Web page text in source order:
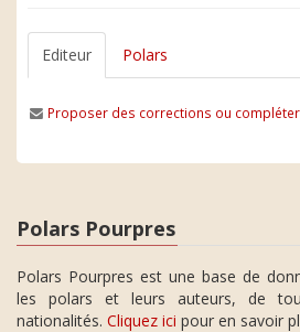
Editeur Polars
Proposer des corrections ou
Polars Pourpres
Polars Pourpres est une base de
les polars et leurs auteurs, de
nationalités. Cliquez ici pour en savoir